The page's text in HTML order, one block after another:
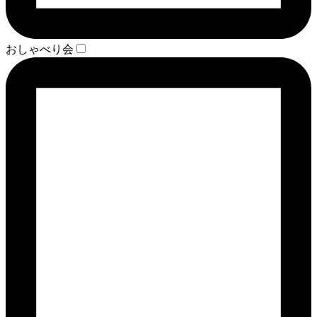
おしゃべり会